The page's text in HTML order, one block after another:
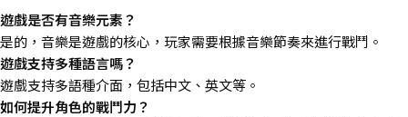
遊戲是否有音樂元素？
是的，音樂是遊戲的核心，玩家需要根據音樂節奏來進行戰鬥。
遊戲支持多種語言嗎？
遊戲支持多語種介面，包括中文、英文等。
如何提升角色的戰鬥力？